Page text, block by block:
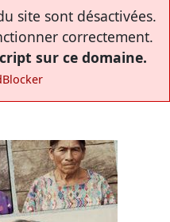
site sont désactivées.
correctement.
sur ce domaine.